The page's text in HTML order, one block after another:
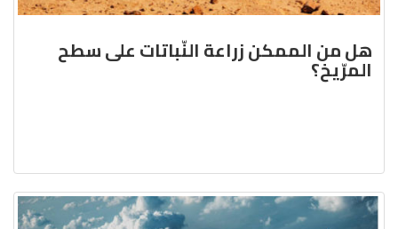
هل من الممكن زراعة النّباتات على سطح
المرّيخ؟